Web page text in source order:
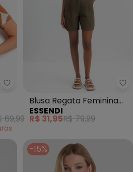
Quintess - Blusa (Abstrato
69,99
Blusa Regata Feminina
em Ribana (Marrom)
ESSENDI
R$ 31,95R$ 79,99
-15%